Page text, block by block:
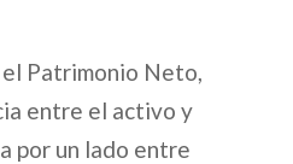
Patrimonio Neto,
entre el activo y
por un lado entre